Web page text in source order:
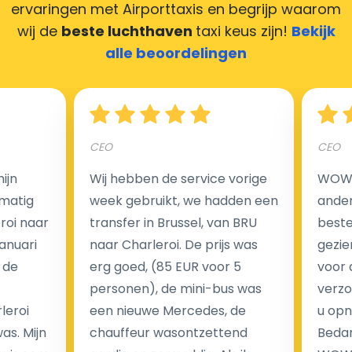
maken door uw feedback achter te laten en wij
zorgen ervoor dat uw chauffeur deze krijgt.
Hoeveel kost een luchthaven taxi transfer?
Een van de meest aantrekkelijke voordelen van
luchthaventaxi's is een vast tarief voor uw rit. In
tegenstelling tot traditionele taxi's met taxameter
brengen wij u geen extra kosten in rekening voor de
We hebben geen ophaaltarief of extra kosten voor
wachttijd als uw vlucht vertraging heeft.
ervaringen met Airporttaxis en begrijp waarom
wij de beste luchthaven taxi keus zijn! Bekijk
alle beoordelingen
naar
Mijn
CEO
Wij hebben de service vorige
week gebruikt, we hadden een
transfer in Brussel, van BRU
naar Charleroi. De prijs was
erg goed, (85 EUR voor 5
personen), de mini-bus was
een nieuwe Mercedes, de
chauffeur wasontzettend
CEO
voor
u